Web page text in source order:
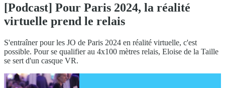
[Podcast] Pour Paris 2024, la réalité
virtuelle prend le relais
S'entraîner pour les JO de Paris 2024 en réalité virtuelle, c'est
possible. Pour se qualifier au 4x100 mètres relais, Eloise de la Taille
se sert d'un casque VR.